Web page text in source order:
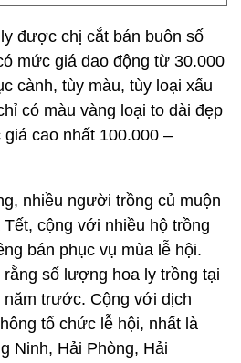
được chị cắt bán buôn số
mức giá dao động từ 30.000
cành, tùy màu, tùy loại xấu
có màu vàng loại to dài đẹp
cao nhất 100.000 –
nhiều người trồng củ muộn
cộng với nhiều hộ trồng
bán phục vụ mùa lễ hội.
số lượng hoa ly trồng tại
trước. Cộng với dịch
tổ chức lễ hội, nhất là
Ninh, Hải Phòng, Hải